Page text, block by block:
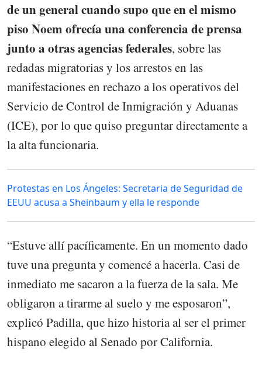
de un general cuando supo que en el mismo
piso Noem ofrecía una conferencia de prensa
junto a otras agencias federales, sobre las
redadas migratorias y los arrestos en las
manifestaciones en rechazo a los operativos del
Servicio de Control de Inmigración y Aduanas
(ICE), por lo que quiso preguntar directamente a
la alta funcionaria.
Protestas en Los Ángeles: Secretaria de Seguridad de
EEUU acusa a Sheinbaum y ella le responde
“Estuve allí pacíficamente. En un momento dado
tuve una pregunta y comencé a hacerla. Casi de
inmediato me sacaron a la fuerza de la sala. Me
obligaron a tirarme al suelo y me esposaron”,
explicó Padilla, que hizo historia al ser el primer
hispano elegido al Senado por California.